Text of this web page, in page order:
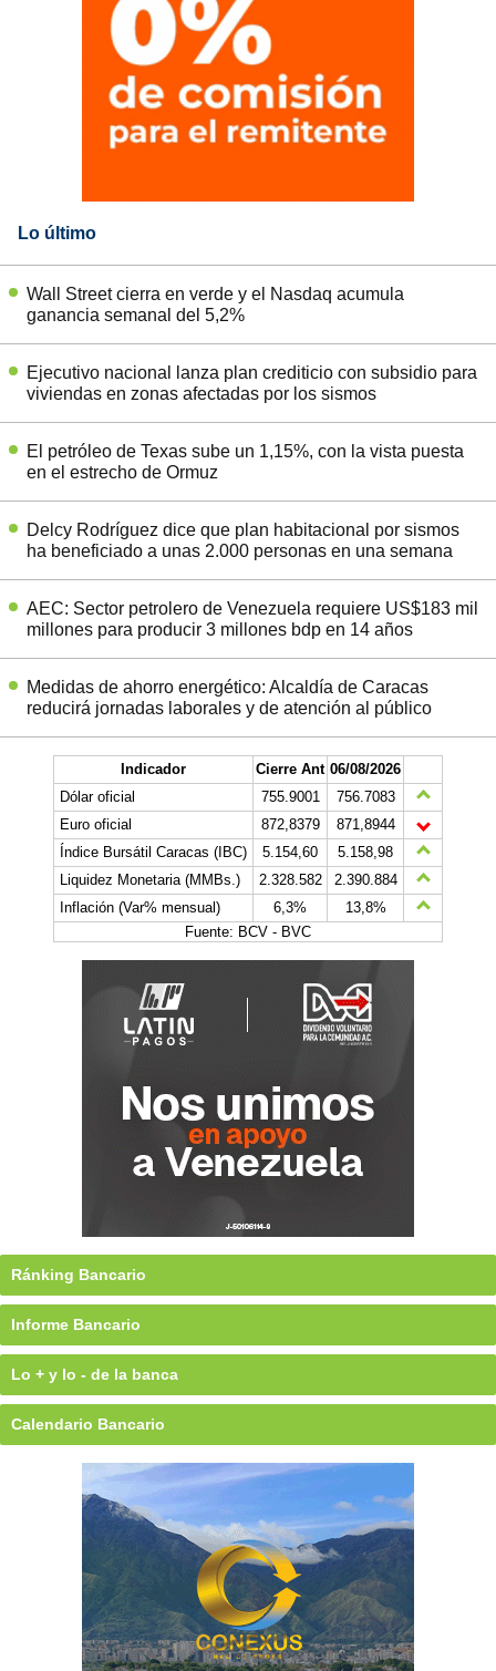
Lo último
Wall Street cierra en verde y el Nasdaq acumula
ganancia semanal del 5,2%
Ejecutivo nacional lanza plan crediticio con subsidio para
viviendas en zonas afectadas por los sismos
El petróleo de Texas sube un 1,15%, con la vista puesta
en el estrecho de Ormuz
Delcy Rodríguez dice que plan habitacional por sismos
ha beneficiado a unas 2.000 personas en una semana
AEC: Sector petrolero de Venezuela requiere US$183 mil
millones para producir 3 millones bdp en 14 años
Medidas de ahorro energético: Alcaldía de Caracas
reducirá jornadas laborales y de atención al público
Indicador Cierre Ant 06/08/2026
Dólar oficial
755.9001
756.7083
Euro oficial
872,8379
871,8944
Índice Bursátil Caracas (IBC)
5.154,60
5.158,98
Liquidez Monetaria (MMBs.)
2.328.582
2.390.884
Inflación (Var% mensual)
6,3%
13,8%
Fuente: BCV - BVC
Ránking Bancario
Informe Bancario
Lo + y lo - de la banca
Calendario Bancario